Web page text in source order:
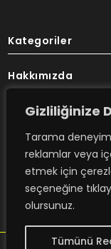
Gizliliğinize
Tarama
reklamlar veya
etmek için
seçeneğine
olursunuz.
Tümünü
Kategoriler
Hakkımızda
Destek
design - trambolin